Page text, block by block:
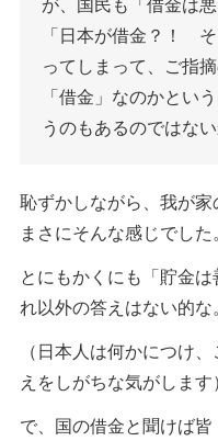
「日本が借金？！
ってしまって、ご指
「借金」なのかとい
うのもあるのではない
恥ずかしながら、我が家
まさにそんな感じでした。
とにもかくにも「貯金
れ以外の答えはない的な。
（日本人は何かにつけ
えをしがちな気がします）
で、国の借金と聞けば